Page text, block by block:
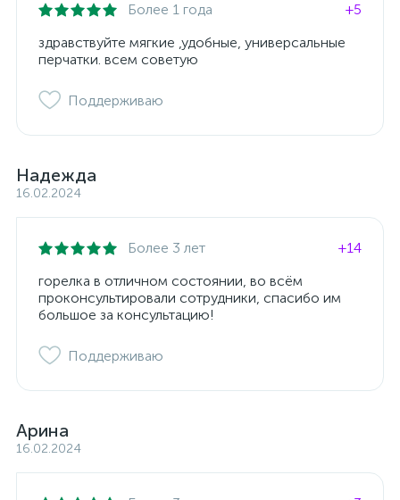
Более 1 года
+5
здравствуйте мягкие ,удобные, универсальные
перчатки. всем советую
Поддерживаю
Надежда
16.02.2024
Более 3 лет
+14
горелка в отличном состоянии, во всём
проконсультировали сотрудники, спасибо им
большое за консультацию!
Поддерживаю
Арина
16.02.2024